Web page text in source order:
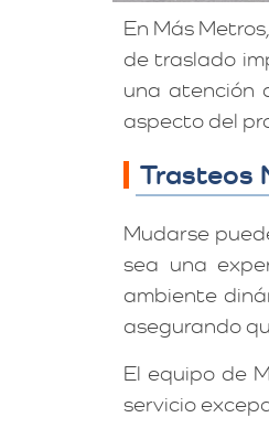
En Más
de traslado
una atención
aspecto del
Trasteos
Mudarse
sea una
ambiente
asegurando
El equipo de
servicio